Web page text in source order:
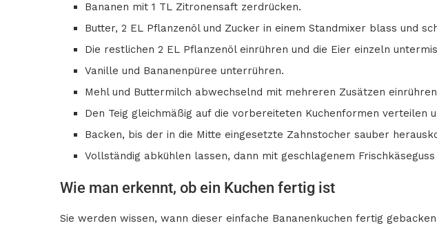
Bananen mit 1 TL Zitronensaft zerdrücken.
Butter, 2 EL Pflanzenöl und Zucker in einem Standmixer blass und
Die restlichen 2 EL Pflanzenöl einrühren und die Eier einzeln
Vanille und Bananenpüree unterrühren.
Mehl und Buttermilch abwechselnd mit mehreren Zusätzen
Den Teig gleichmäßig auf die vorbereiteten Kuchenformen verteilen
Backen, bis der in die Mitte eingesetzte Zahnstocher sauber
Vollständig abkühlen lassen, dann mit geschlagenem
Wie man erkennt, ob ein Kuchen fertig ist
Sie werden wissen, wann dieser einfache Bananenkuchen fertig